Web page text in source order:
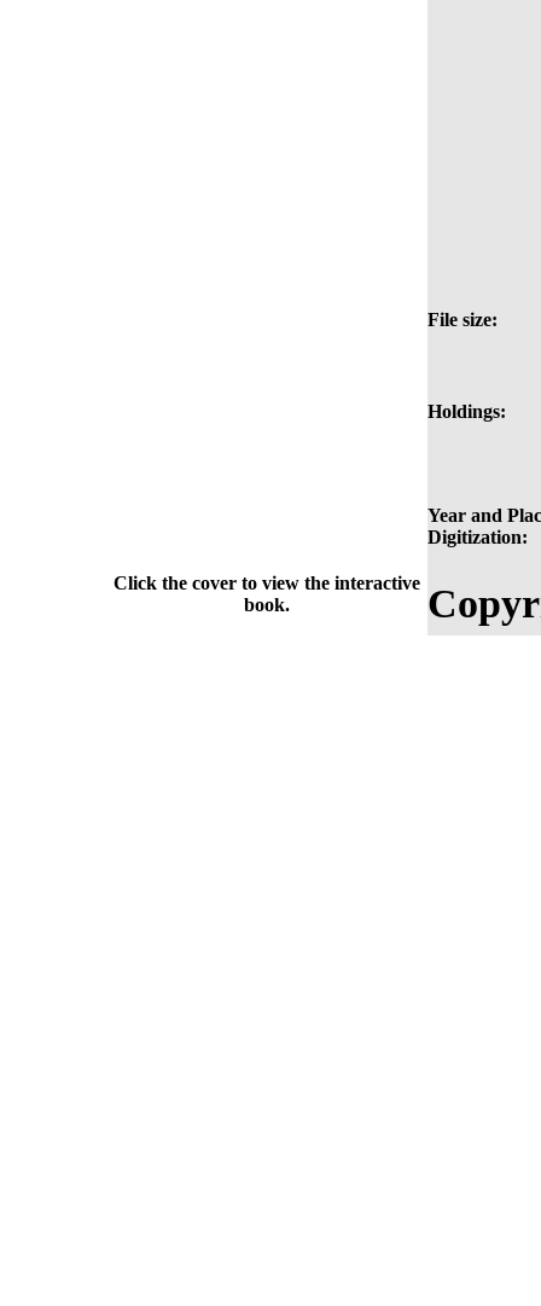
File size:
Holdings:
Year and
Digitization:
Click the cover to view the interactive
book.